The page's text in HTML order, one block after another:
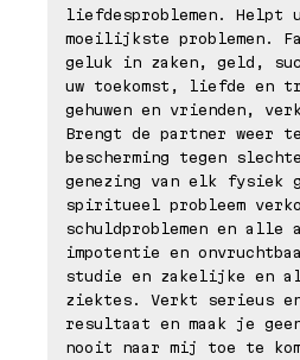
liefdesproblemen. Helpt
moeilijkste problemen.
geluk in zaken, geld,
uw toekomst, liefde en
gehuwen en vrienden,
Brengt de partner weer
bescherming tegen
genezing van elk fysiek
spiritueel probleem
schuldproblemen en alle
impotentie en
studie en zakelijke en
ziektes. Verkt serieus en
resultaat en maak je
nooit naar mij toe te